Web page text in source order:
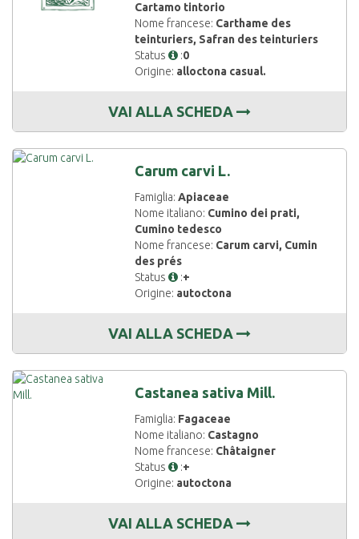
Cartamo tintorio
Nome francese: Carthame des
teinturiers, Safran des teinturiers
Status
:0
Origine: alloctona casual.
VAI ALLA SCHEDA
Carum carvi L.
Famiglia:Apiaceae
Nome italiano: Cumino dei prati,
Cumino tedesco
Nome francese: Carum carvi, Cumin
des prés
Status
:+
Origine: autoctona
VAI ALLA SCHEDA
Castanea sativa Mill.
Famiglia: Fagaceae
Nome italiano: Castagno
Nome francese: Châtaigner
Status
:+
Origine: autoctona
VAI ALLA SCHEDA